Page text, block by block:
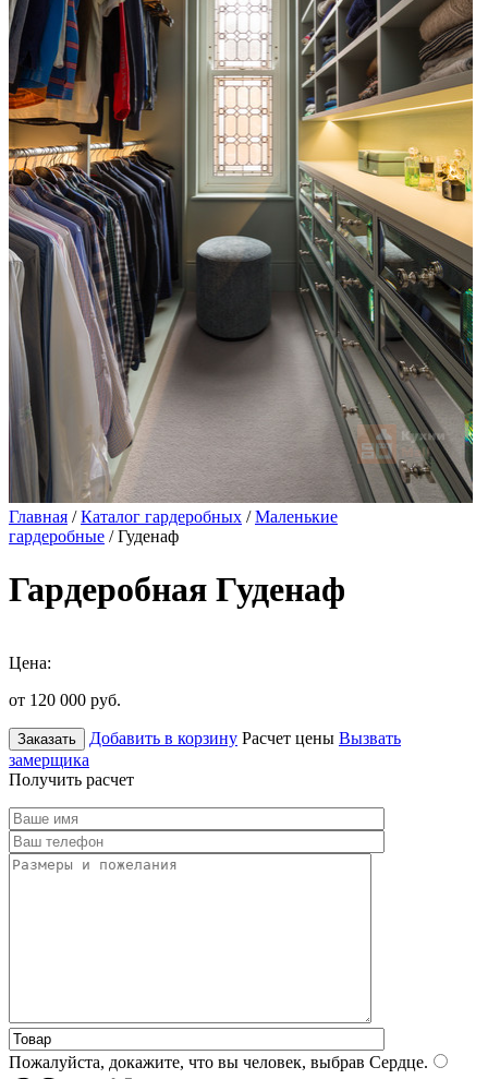
Главная /Каталог гардеробных /Маленькие
гардеробные / Гуденаф
Гардеробная Гуденаф
Цена:
от 120 000 руб.
Заказать Добавить в корзину Расчет цены Вызвать
замерщика
Получить расчет
Пожалуйста, докажите, что вы человек, выбрав Сердце.